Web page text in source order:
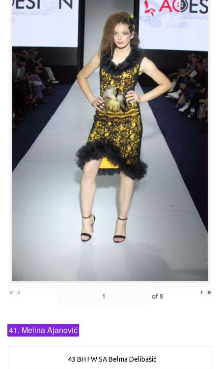
« ‹ of 8 › »
41. Melina Ajanović
43 BH FW SA Belma Delibašić